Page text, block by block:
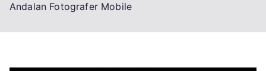
Andalan Fotografer Mobile